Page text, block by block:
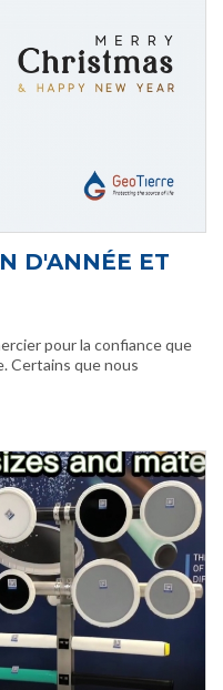
D'ANNÉE ET
pour la confiance que
Certains que nous